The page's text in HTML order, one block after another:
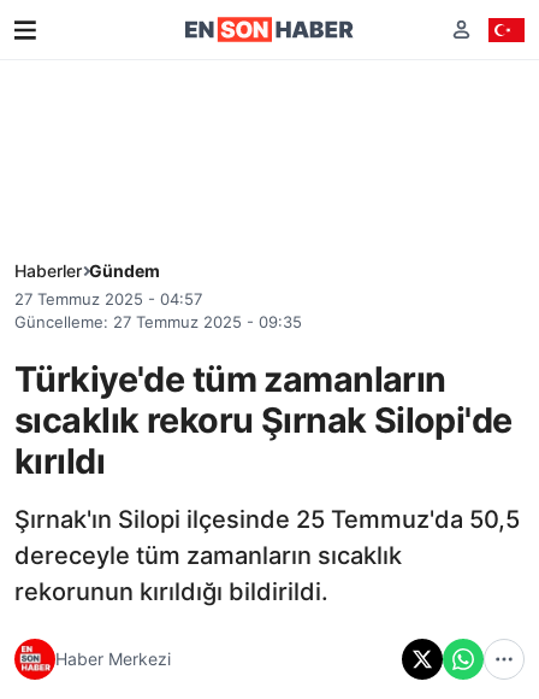
Haberler Gündem
27 Temmuz 2025 - 04:57
Güncelleme: 27 Temmuz 2025 - 09:35
Türkiye'de tüm zamanların
sıcaklık rekoru Şırnak Silopi'de
kırıldı
Şırnak'ın Silopi ilçesinde 25 Temmuz'da 50,5
dereceyle tüm zamanların sıcaklık
rekorunun kırıldığı bildirildi.
Haber Merkezi